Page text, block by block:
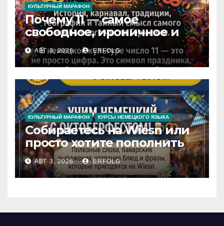
КУЛЬТУРНЫЙ МАРАФОН
Почему 11 — самое
свободное, ироничное и
любимое число в
немецкой культуре?
АВГ 3, 2026 ERFOLG
КУЛЬТУРНЫЙ МАРАФОН КУРСЫ НЕМЕЦКОГО ЯЗЫКА
Собираетесь на Wiesn или
просто хотите пополнить
словарный запас яркими
немецкими фразами? Учим
немецкий с
АВГ 3, 2026 ERFOLG